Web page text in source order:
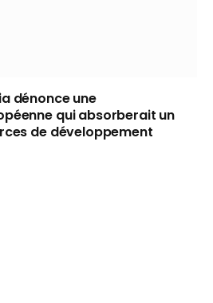
dénonce une
qui absorberait un
de développement